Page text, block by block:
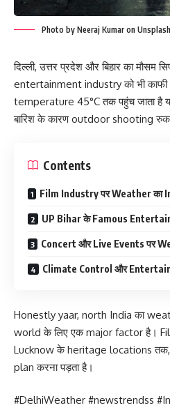
Photo by Neeraj Kumar on Unsplash
दिल्ली, उत्तर प्रदेश और बिहार का मौसम
entertainment industry को भी काफी
temperature 45°C तक पहुंच जाता है
बारिश के कारण outdoor shooting
Contents
Film Industry पर Weather का
UP Bihar के Famous
Concert और Live Events पर
Climate Control और
Honestly yaar, north India का
world के लिए एक major factor है।
Lucknow के heritage locations
plan करना पड़ता है।
#DelhiWeather #newstrendss